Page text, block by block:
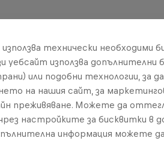
използва технически необходими
уебсайт използва допълнителни
или подобни технологии, за
на нашия сайт, за
преживяване. Можете да
настройките за бисквитки в
информация можете